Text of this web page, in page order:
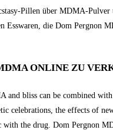
Pillen über MDMA-
Esswaren, die Dom Pеrgnon
ONLINE ZU
and bliss can be combined with
celebrations, the effects of
with the drug. Dom Pеrgnоn